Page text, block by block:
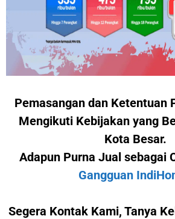
Pemasangan dan Ketentuan
Mengikuti Kebijakan yang
Kota Besar.
Adapun Purna Jual sebagai
Gangguan
Segera Kontak Kami, Tanya